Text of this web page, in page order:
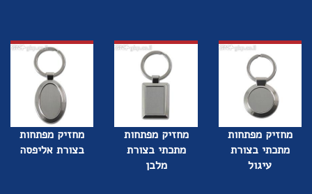
מחזיק מפתחות
מתכתי בצורת
עיגול
מחזיק מפתחות
מתכתי בצורת
מלבן
מחזיק מפתחות
בצורת אליפסה